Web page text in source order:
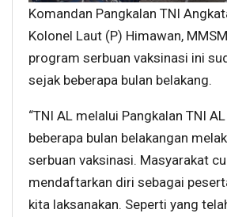
Komandan Pangkalan TNI
Kolonel Laut (P) Himawan,
program serbuan vaksinasi ini
sejak beberapa bulan belakang.
“TNI AL melalui Pangkalan TNI
beberapa bulan belakangan
serbuan vaksinasi. Masyarakat
mendaftarkan diri sebagai
kita laksanakan. Seperti yang